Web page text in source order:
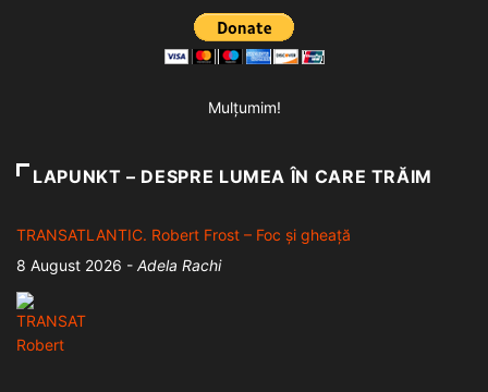
Mulțumim!
LAPUNKT – DESPRE LUMEA ÎN CARE TRĂIM
TRANSATLANTIC. Robert Frost – Foc și gheață
8 August 2026 - Adela Rachi